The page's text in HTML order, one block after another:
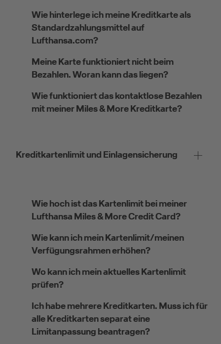
Wie hinterlege ich meine Kreditkarte als
Standardzahlungsmittel auf
Lufthansa.com?
Meine Karte funktioniert nicht beim
Bezahlen. Woran kann das liegen?
Wie funktioniert das kontaktlose Bezahlen
mit meiner Miles & More Kreditkarte?
Kreditkartenlimit und Einlagensicherung
Wie hoch ist das Kartenlimit bei meiner
Lufthansa Miles & More Credit Card?
Wie kann ich mein Kartenlimit/meinen
Verfügungsrahmen erhöhen?
Wo kann ich mein aktuelles Kartenlimit
prüfen?
Ich habe mehrere Kreditkarten. Muss ich für
alle Kreditkarten separat eine
Limitanpassung beantragen?